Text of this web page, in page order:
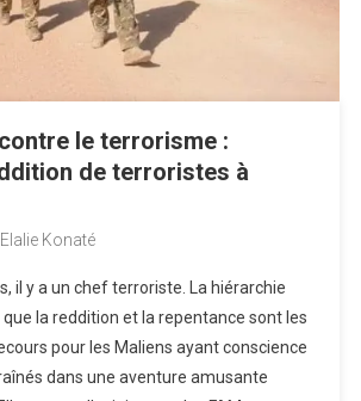
le terrorisme :
de terroristes à
Elalie Konaté
il y a un chef terroriste. La hiérarchie
la reddition et la repentance sont les
pour les Maliens ayant conscience
dans une aventure amusante